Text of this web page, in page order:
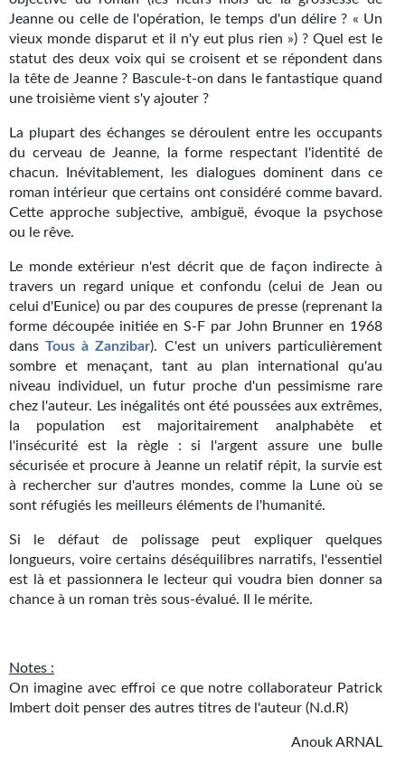
FORUMS
CONTACT
Nous contacter
F.A.Q.
Soumettre un manuscrit
Support technique
Jeanne ou celle de l'opération, le temps d'un délire ? « Un
vieux monde disparut et il n'y eut plus rien ») ? Quel est le
statut des deux voix qui se croisent et se répondent dans
la tête de Jeanne ? Bascule-t-on dans le fantastique quand
une troisième vient s'y ajouter ?
La plupart des échanges se déroulent entre les occupants
du cerveau de Jeanne, la forme respectant l'identité de
chacun. Inévitablement, les dialogues dominent dans ce
roman intérieur que certains ont considéré comme bavard.
Cette approche subjective, ambiguë, évoque la psychose
ou le rêve.
Le monde extérieur n'est décrit que de façon indirecte à
travers un regard unique et confondu (celui de Jean ou
celui d'Eunice) ou par des coupures de presse (reprenant la
forme découpée initiée en S-F par John Brunner en 1968
dansTous à Zanzibar). C'est un univers particulièrement
sombre et menaçant, tant au plan international qu'au
niveau individuel, un futur proche d'un pessimisme rare
chez l'auteur. Les inégalités ont été poussées aux extrêmes,
la population est majoritairement analphabète et
l'insécurité est la règle : si l'argent assure une bulle
sécurisée et procure à Jeanne un relatif répit, la survie est
à rechercher sur d'autres mondes, comme la Lune où se
sont réfugiés les meilleurs éléments de l'humanité.
Si le défaut de polissage peut expliquer quelques
longueurs, voire certains déséquilibres narratifs, l'essentiel
est là et passionnera le lecteur qui voudra bien donner sa
chance à un roman très sous-évalué. Il le mérite.
Notes :
On imagine avec effroi ce que notre collaborateur Patrick
Imbert doit penser des autres titres de l'auteur (N.d.R)
Anouk ARNAL